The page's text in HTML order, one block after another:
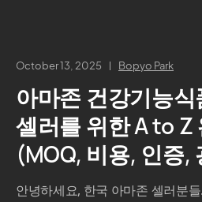
October 13, 2025 Bopyo Park
아마존 건강기능
셀러를 위한 A to Z
(MOQ, 비용, 인증,
안녕하세요, 한국 아마존 셀러분들.